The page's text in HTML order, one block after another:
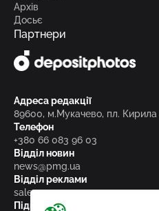
Архів
Досьє
Партнери
Адреса редакції
89600, м.Мукачево, пл. Кирила
Телефон
+380 66 083 96 03
Відділ новин
news@pmg.ua
Відділ реклами
sales@pmg.ua
Підписуйтесь на нас у